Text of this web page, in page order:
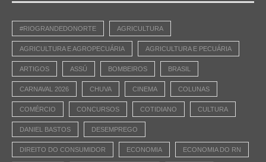
#RIOGRANDEDONORTE AGRICULTURA
AGRICULTURA E AGROPECUÁRIA AGRICULTURA E PECUÁRIA
ARTIGOS ASSÚ BOMBEIROS BRASIL
CARNAVAL 2026 CHUVA CINEMA COLUNAS
COMÉRCIO CONCURSOS COTIDIANO CULTURA
DANIEL BASTOS DESEMPREGO
DIREITO DO CONSUMIDOR ECONOMIA ECONOMIA DO RN